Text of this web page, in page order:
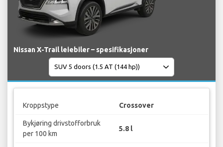
Nissan X-Trail leiebiler – spesifikasjoner
Kroppstype Crossover
Bykjøring drivstofforbruk
per 100 km
5.8 l